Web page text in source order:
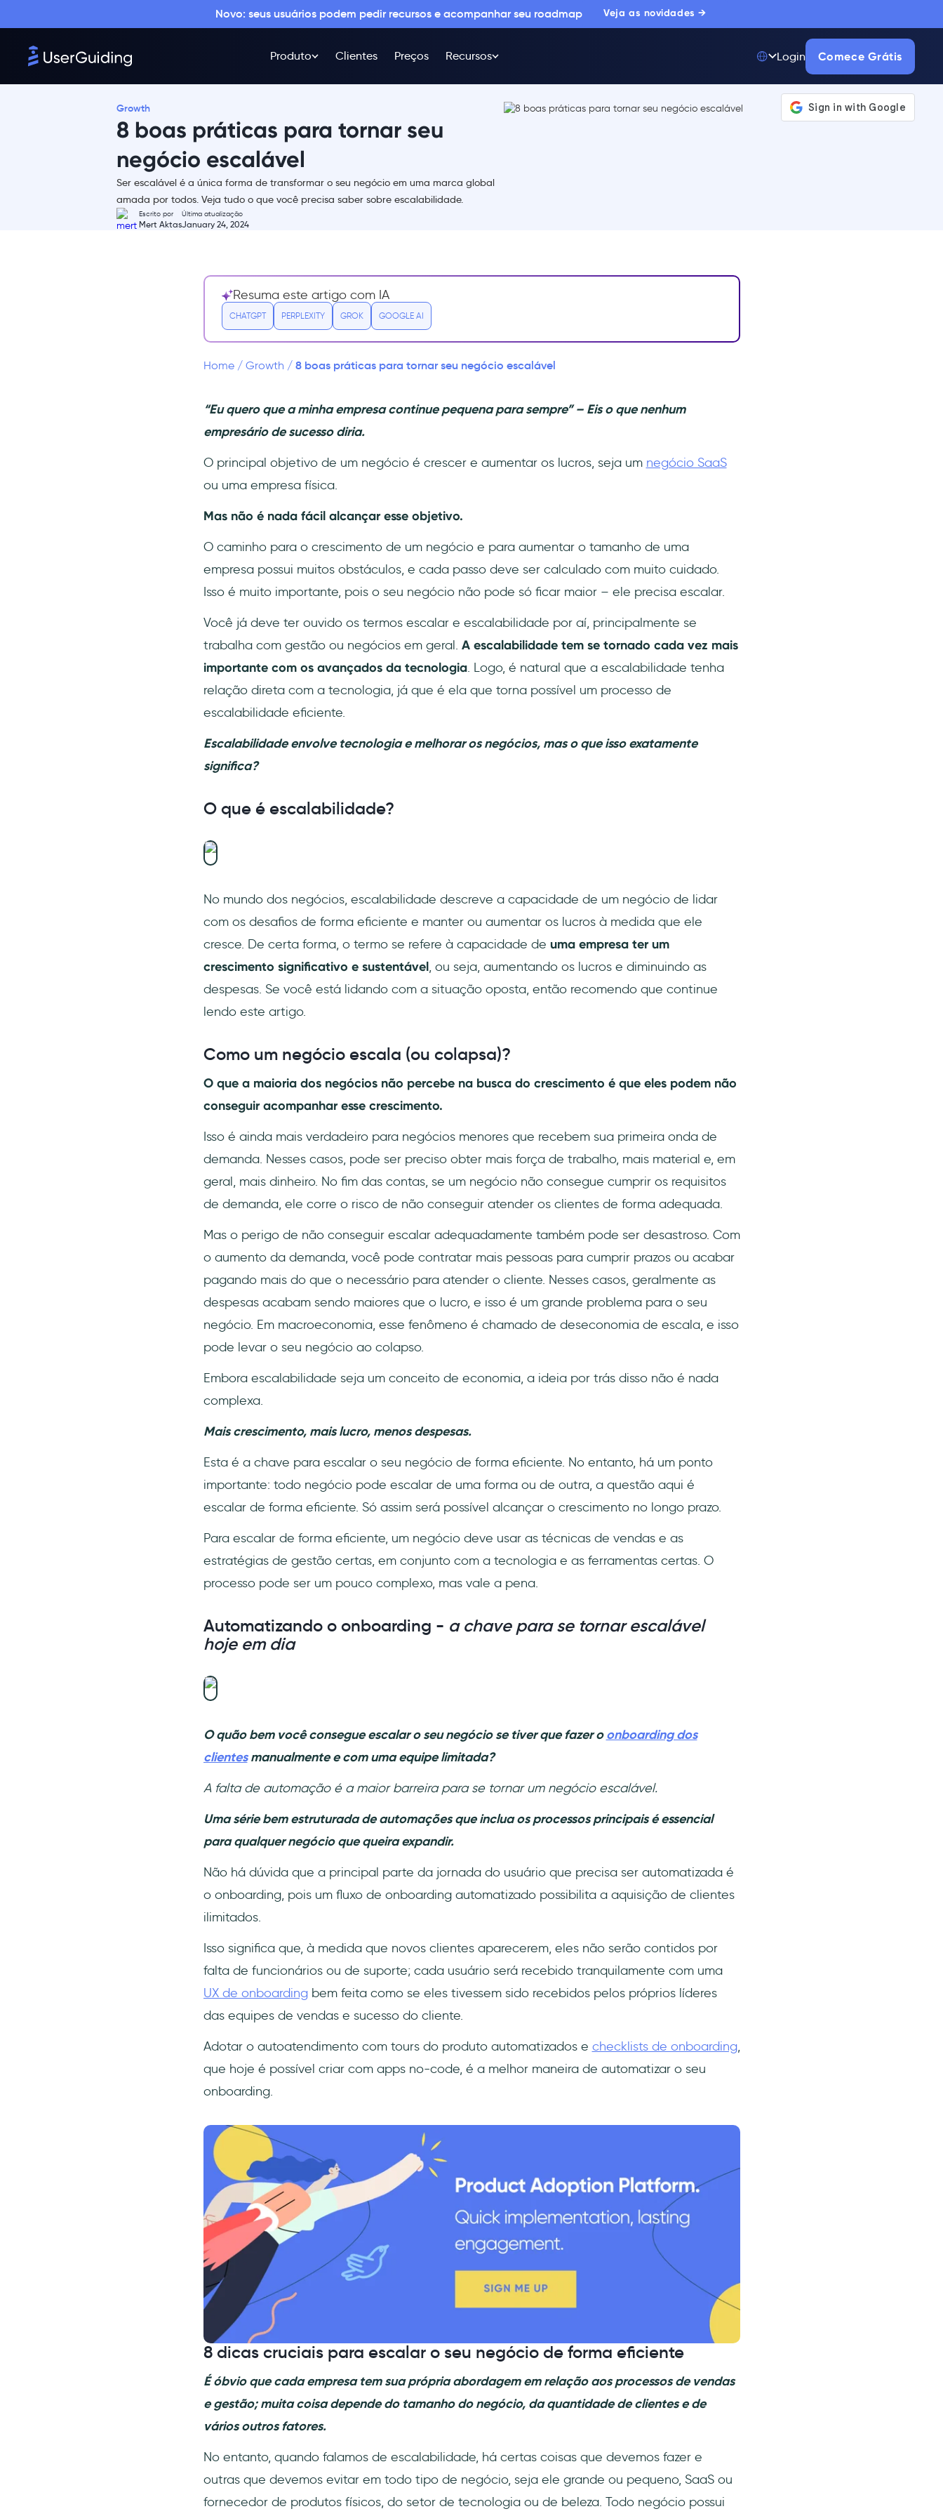
Novo: seus usuários podem pedir recursos e acompanhar seu roadmap Veja as novidades →
Produto Clientes Preços Recursos Login Comece Grátis
Growth
8 boas práticas para tornar seu
negócio escalável
Ser escalável é a única forma de transformar o seu negócio em uma marca global
amada por todos. Veja tudo o que você precisa saber sobre escalabilidade.
Escrito por
Mert Aktas
Última atualização
January 24, 2024
O que é escalabilidade?
Como um negócio escala (ou
Resuma este artigo com IA
CHATGPT PERPLEXITY GROK GOOGLE AI
Home/ Growth / 8 boas práticas para tornar seu negócio escalável
“Eu quero que a minha empresa continue pequena para sempre” – Eis o que nenhum
empresário de sucesso diria.
O principal objetivo de um negócio é crescer e aumentar os lucros, seja um negócio SaaS
ou uma empresa física.
Mas não é nada fácil alcançar esse objetivo.
O caminho para o crescimento de um negócio e para aumentar o tamanho de uma
empresa possui muitos obstáculos, e cada passo deve ser calculado com muito cuidado.
Isso é muito importante, pois o seu negócio não pode só ficar maior – ele precisa escalar.
Você já deve ter ouvido os termos escalar e escalabilidade por aí, principalmente se
trabalha com gestão ou negócios em geral. A escalabilidade tem se tornado cada vez mais
importante com os avançados da tecnologia. Logo, é natural que a escalabilidade tenha
relação direta com a tecnologia, já que é ela que torna possível um processo de
escalabilidade eficiente.
Escalabilidade envolve tecnologia e melhorar os negócios, mas o que isso exatamente
significa?
O que é escalabilidade?
No mundo dos negócios, escalabilidade descreve a capacidade de um negócio de lidar
com os desafios de forma eficiente e manter ou aumentar os lucros à medida que ele
cresce. De certa forma, o termo se refere à capacidade de uma empresa ter um
crescimento significativo e sustentável, ou seja, aumentando os lucros e diminuindo as
despesas. Se você está lidando com a situação oposta, então recomendo que continue
lendo este artigo.
Como um negócio escala (ou colapsa)?
O que a maioria dos negócios não percebe na busca do crescimento é que eles podem não
conseguir acompanhar esse crescimento.
Isso é ainda mais verdadeiro para negócios menores que recebem sua primeira onda de
demanda. Nesses casos, pode ser preciso obter mais força de trabalho, mais material e, em
geral, mais dinheiro. No fim das contas, se um negócio não consegue cumprir os requisitos
de demanda, ele corre o risco de não conseguir atender os clientes de forma adequada.
Mas o perigo de não conseguir escalar adequadamente também pode ser desastroso. Com
o aumento da demanda, você pode contratar mais pessoas para cumprir prazos ou acabar
pagando mais do que o necessário para atender o cliente. Nesses casos, geralmente as
despesas acabam sendo maiores que o lucro, e isso é um grande problema para o seu
negócio. Em macroeconomia, esse fenômeno é chamado de deseconomia de escala, e isso
pode levar o seu negócio ao colapso.
Embora escalabilidade seja um conceito de economia, a ideia por trás disso não é nada
complexa.
Mais crescimento, mais lucro, menos despesas.
Esta é a chave para escalar o seu negócio de forma eficiente. No entanto, há um ponto
importante: todo negócio pode escalar de uma forma ou de outra, a questão aqui é
escalar de forma eficiente. Só assim será possível alcançar o crescimento no longo prazo.
Para escalar de forma eficiente, um negócio deve usar as técnicas de vendas e as
estratégias de gestão certas, em conjunto com a tecnologia e as ferramentas certas. O
processo pode ser um pouco complexo, mas vale a pena.
Automatizando o onboarding - a chave para se tornar escalável
hoje em dia
O quão bem você consegue escalar o seu negócio se tiver que fazer oonboarding dos
clientesmanualmente e com uma equipe limitada?
A falta de automação é a maior barreira para se tornar um negócio escalável.
Uma série bem estruturada de automações que inclua os processos principais é essencial
para qualquer negócio que queira expandir.
Não há dúvida que a principal parte da jornada do usuário que precisa ser automatizada é
o onboarding, pois um fluxo de onboarding automatizado possibilita a aquisição de clientes
ilimitados.
Isso significa que, à medida que novos clientes aparecerem, eles não serão contidos por
falta de funcionários ou de suporte; cada usuário será recebido tranquilamente com uma
UX de onboardingbem feita como se eles tivessem sido recebidos pelos próprios líderes
das equipes de vendas e sucesso do cliente.
Adotar o autoatendimento com tours do produto automatizados e checklists de onboarding,
que hoje é possível criar com apps no-code, é a melhor maneira de automatizar o seu
onboarding.
8 dicas cruciais para escalar o seu negócio de forma eficiente
É óbvio que cada empresa tem sua própria abordagem em relação aos processos de vendas
e gestão; muita coisa depende do tamanho do negócio, da quantidade de clientes e de
vários outros fatores.
No entanto, quando falamos de escalabilidade, há certas coisas que devemos fazer e
outras que devemos evitar em todo tipo de negócio, seja ele grande ou pequeno, SaaS ou
fornecedor de produtos físicos, do setor de tecnologia ou de beleza. Todo negócio possui